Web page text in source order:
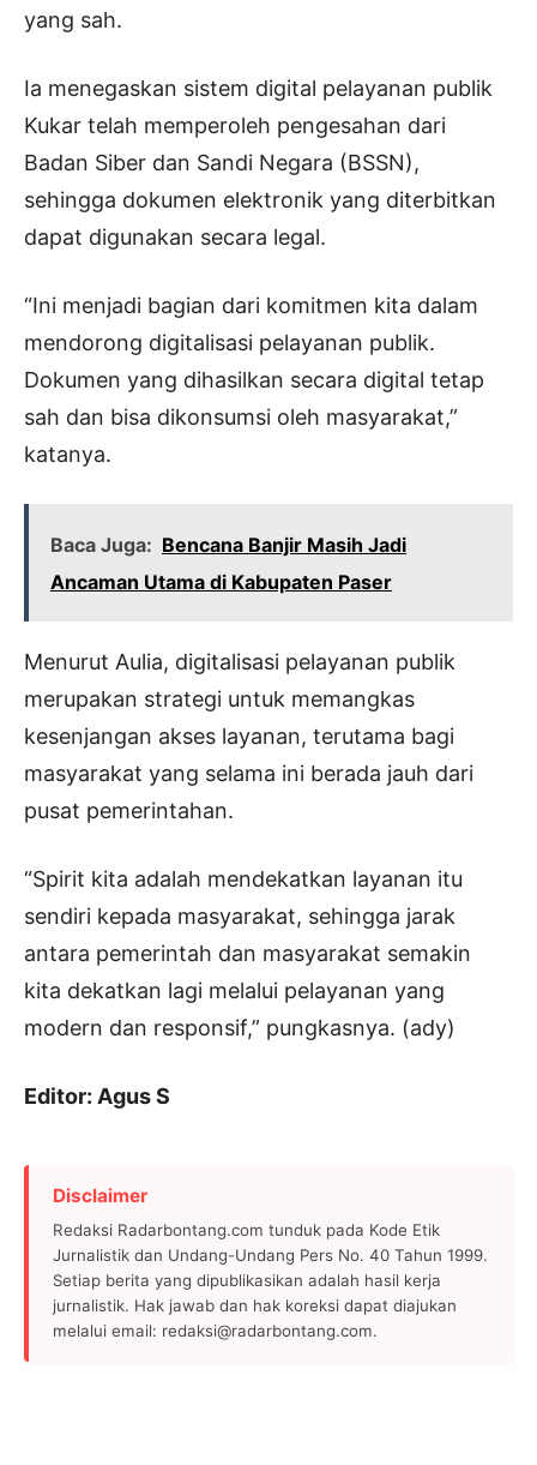
yang sah.
Ia menegaskan sistem digital pelayanan publik
Kukar telah memperoleh pengesahan dari
Badan Siber dan Sandi Negara (BSSN),
sehingga dokumen elektronik yang diterbitkan
dapat digunakan secara legal.
“Ini menjadi bagian dari komitmen kita dalam
mendorong digitalisasi pelayanan publik.
Dokumen yang dihasilkan secara digital tetap
sah dan bisa dikonsumsi oleh masyarakat,”
katanya.
Baca Juga: Bencana Banjir Masih Jadi
Ancaman Utama di Kabupaten Paser
Menurut Aulia, digitalisasi pelayanan publik
merupakan strategi untuk memangkas
kesenjangan akses layanan, terutama bagi
masyarakat yang selama ini berada jauh dari
pusat pemerintahan.
“Spirit kita adalah mendekatkan layanan itu
sendiri kepada masyarakat, sehingga jarak
antara pemerintah dan masyarakat semakin
kita dekatkan lagi melalui pelayanan yang
modern dan responsif,” pungkasnya. (ady)
Editor: Agus S
Disclaimer
Redaksi Radarbontang.com tunduk pada Kode Etik
Jurnalistik dan Undang-Undang Pers No. 40 Tahun 1999.
Setiap berita yang dipublikasikan adalah hasil kerja
jurnalistik. Hak jawab dan hak koreksi dapat diajukan
melalui email: redaksi@radarbontang.com.